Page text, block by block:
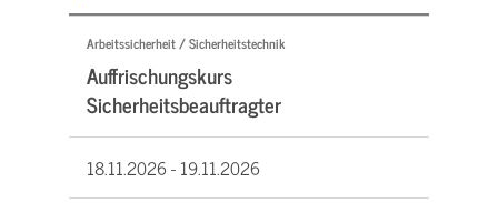
Arbeitssicherheit / Sicherheitstechnik
Auffrischungskurs
Sicherheitsbeauftragter
18.11.2026 -19.11.2026